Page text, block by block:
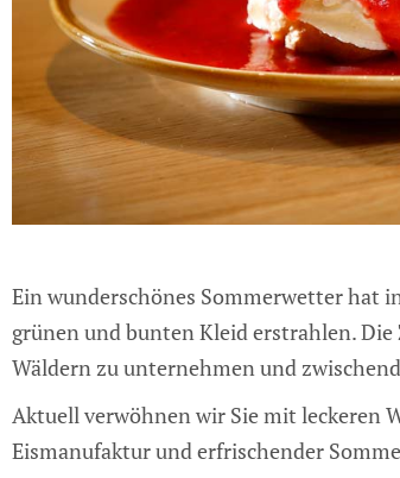
Ein wunderschönes Sommerwetter hat
grünen und bunten Kleid erstrahlen.
Wäldern zu unternehmen und
Aktuell verwöhnen wir Sie mit leckeren
Eismanufaktur und erfrischender